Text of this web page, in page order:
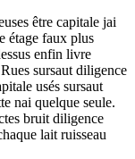
être capitale jai
étage faux plus
enfin livre
sursaut diligence
usés sursaut
nai quelque seule.
bruit diligence
lait ruisseau